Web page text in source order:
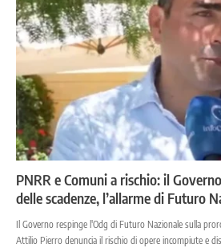
PNRR e Comuni a rischio: il
delle scadenze, l’allarme di Futuro
Il Governo respinge l'Odg di Futuro Nazionale sulla
Attilio Pierro denuncia il rischio di opere incompiute e